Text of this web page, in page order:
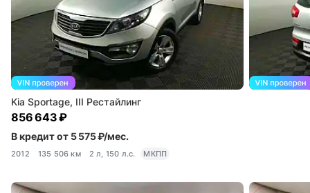
Kia Sportage, III Рестайлинг
856 643 ₽
В кредит от 5 575 ₽/мес.
2012 135 506 км 2 л, 150 л.с. МКПП